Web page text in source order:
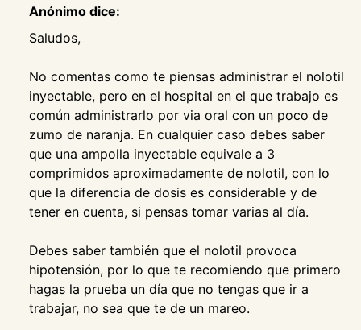
Anónimo dice:
Saludos,
No comentas como te piensas administrar el nolotil
inyectable, pero en el hospital en el que trabajo es
común administrarlo por via oral con un poco de
zumo de naranja. En cualquier caso debes saber
que una ampolla inyectable equivale a 3
comprimidos aproximadamente de nolotil, con lo
que la diferencia de dosis es considerable y de
tener en cuenta, si pensas tomar varias al día.
Debes saber también que el nolotil provoca
hipotensión, por lo que te recomiendo que primero
hagas la prueba un día que no tengas que ir a
trabajar, no sea que te de un mareo.